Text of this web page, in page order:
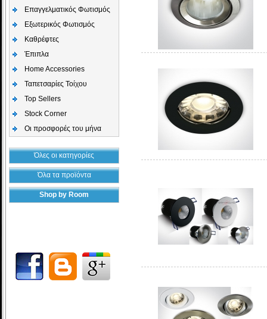
Επαγγελματικός Φωτισμός
Εξωτερικός Φωτισμός
Καθρέφτες
Έπιπλα
Home Accessories
Ταπετσαρίες Τοίχου
Top Sellers
Stock Corner
Οι προσφορές του μήνα
Όλες οι κατηγορίες
Όλα τα προϊόντα
Shop by Room